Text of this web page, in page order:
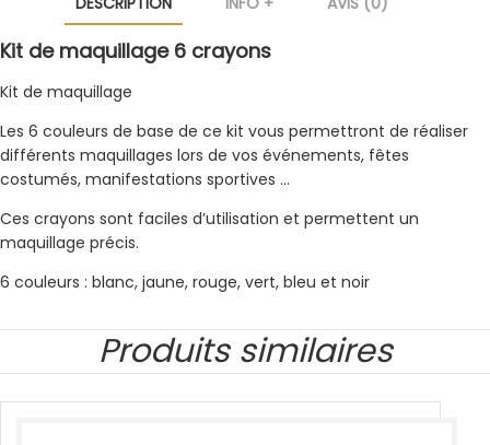
Kit de maquillage 6 crayons
Kit de maquillage
Les 6 couleurs de base de ce kit vous permettront de réaliser
différents maquillages lors de vos événements, fêtes
costumés, manifestations sportives …
Ces crayons sont faciles d’utilisation et permettent un
maquillage précis.
6 couleurs : blanc, jaune, rouge, vert, bleu et noir
Produits similaires